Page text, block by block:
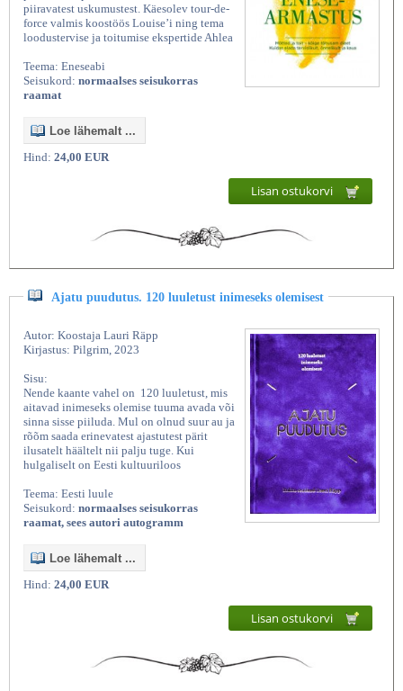
piiravatest uskumustest. Käesolev tour-de-
force valmis koostöös Louise’i ning tema
loodustervise ja toitumise ekspertide Ahlea
Teema: Eneseabi
Seisukord: normaalses seisukorras
raamat
Loe lähemalt ...
Hind: 24,00 EUR
Lisan ostukorvi
Ajatu puudutus. 120 luuletust inimeseks olemisest
Autor: Koostaja Lauri Räpp
Kirjastus: Pilgrim, 2023
Sisu:
Nende kaante vahel on 120 luuletust, mis
aitavad inimeseks olemise tuuma avada või
sinna sisse piiluda. Mul on olnud suur au ja
rõõm saada erinevatest ajastutest pärit
ilusatelt häältelt nii palju tuge. Kui
hulgaliselt on Eesti kultuuriloos
Teema: Eesti luule
Seisukord: normaalses seisukorras
raamat, sees autori autogramm
Loe lähemalt ...
Hind: 24,00 EUR
Lisan ostukorvi